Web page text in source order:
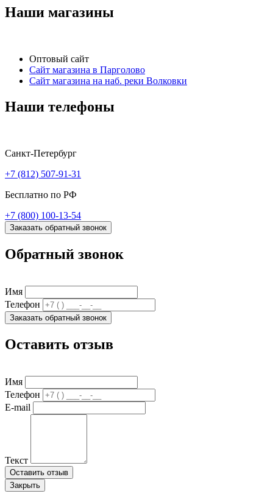
Наши магазины
Оптовый сайт
Сайт магазина в Парголово
Сайт магазина на наб. реки Волковки
Наши телефоны
Санкт-Петербург
+7 (812) 507-91-31
Бесплатно по РФ
+7 (800) 100-13-54
Заказать обратный звонок
Обратный звонок
Имя
Телефон
Заказать обратный звонок
Оставить отзыв
Имя
Телефон
E-mail
Текст
Оставить отзыв
Закрыть